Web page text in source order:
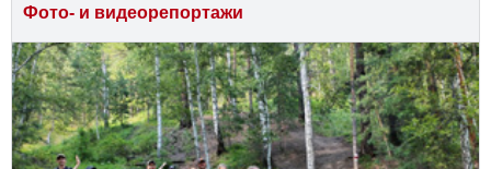
Фото- и видеорепортажи